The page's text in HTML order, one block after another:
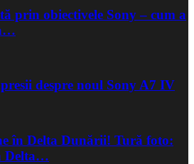
prin obiectivele Sony – cum a
despre noul Sony A7 IV
în Delta Dunării! Tură foto:
Delta…